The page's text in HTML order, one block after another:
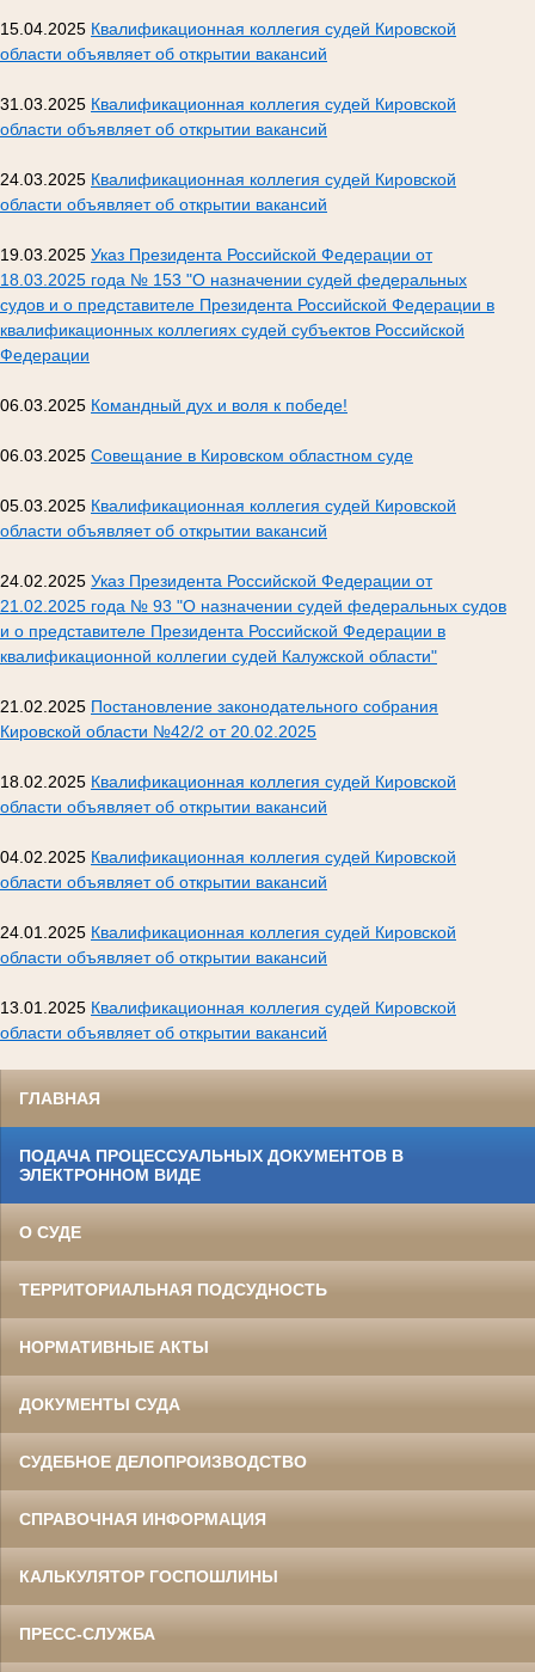
15.04.2025 Квалификационная коллегия судей Кировской
области объявляет об открытии вакансий
31.03.2025 Квалификационная коллегия судей Кировской
области объявляет об открытии вакансий
24.03.2025 Квалификационная коллегия судей Кировской
области объявляет об открытии вакансий
19.03.2025 Указ Президента Российской Федерации от
18.03.2025 года № 153 "О назначении судей федеральных
судов и о представителе Президента Российской Федерации в
квалификационных коллегиях судей субъектов Российской
Федерации
06.03.2025 Командный дух и воля к победе!
06.03.2025 Совещание в Кировском областном суде
05.03.2025 Квалификационная коллегия судей Кировской
области объявляет об открытии вакансий
24.02.2025 Указ Президента Российской Федерации от
21.02.2025 года № 93 "О назначении судей федеральных судов
и о представителе Президента Российской Федерации в
квалификационной коллегии судей Калужской области"
21.02.2025 Постановление законодательного собрания
Кировской области №42/2 от 20.02.2025
18.02.2025 Квалификационная коллегия судей Кировской
области объявляет об открытии вакансий
04.02.2025 Квалификационная коллегия судей Кировской
области объявляет об открытии вакансий
24.01.2025 Квалификационная коллегия судей Кировской
области объявляет об открытии вакансий
13.01.2025 Квалификационная коллегия судей Кировской
области объявляет об открытии вакансий
ГЛАВНАЯ
ПОДАЧА ПРОЦЕССУАЛЬНЫХ ДОКУМЕНТОВ В
ЭЛЕКТРОННОМ ВИДЕ
О СУДЕ
ТЕРРИТОРИАЛЬНАЯ ПОДСУДНОСТЬ
НОРМАТИВНЫЕ АКТЫ
ДОКУМЕНТЫ СУДА
СУДЕБНОЕ ДЕЛОПРОИЗВОДСТВО
СПРАВОЧНАЯ ИНФОРМАЦИЯ
КАЛЬКУЛЯТОР ГОСПОШЛИНЫ
ПРЕСС-СЛУЖБА